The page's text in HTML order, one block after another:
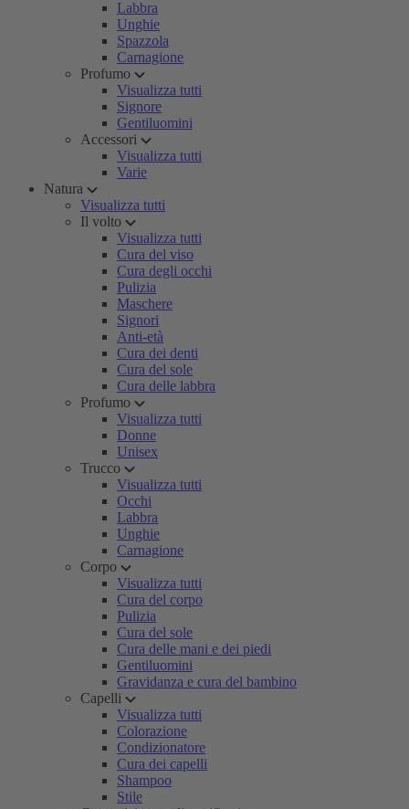
Labbra
Unghie
Spazzola
Carnagione
Profumo
Visualizza tutti
Signore
Gentiluomini
Accessori
Visualizza tutti
Varie
Natura
Visualizza tutti
Il volto
Visualizza tutti
Cura del viso
Cura degli occhi
Pulizia
Maschere
Signori
Anti-età
Cura dei denti
Cura del sole
Cura delle labbra
Profumo
Visualizza tutti
Donne
Unisex
Trucco
Visualizza tutti
Occhi
Labbra
Unghie
Carnagione
Corpo
Visualizza tutti
Cura del corpo
Pulizia
Cura del sole
Cura delle mani e dei piedi
Gentiluomini
Gravidanza e cura del bambino
Capelli
Visualizza tutti
Colorazione
Condizionatore
Cura dei capelli
Shampoo
Stile